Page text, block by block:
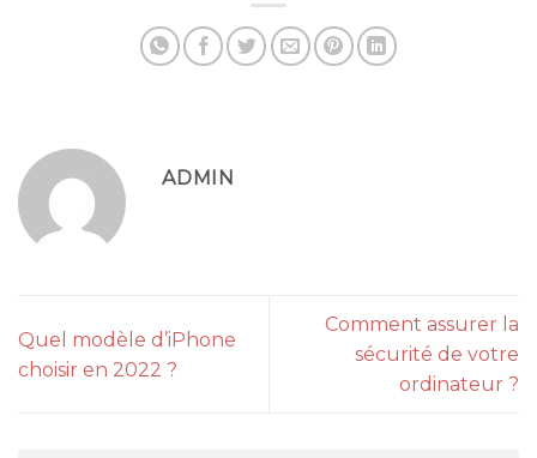
ADMIN
Quel modèle d’iPhone
choisir en 2022 ?
Comment assurer la
sécurité de votre
ordinateur ?